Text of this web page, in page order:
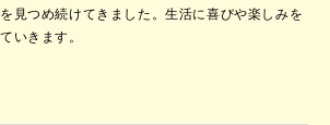
見つめ続けてきました。生活に喜びや楽しみを
いきます。